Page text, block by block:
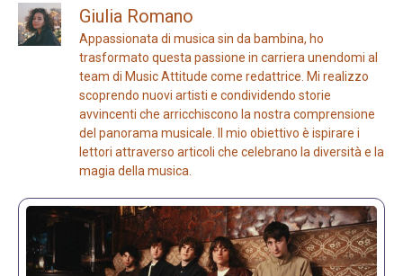
Giulia Romano
Appassionata di musica sin da bambina, ho
trasformato questa passione in carriera unendomi al
team di Music Attitude come redattrice. Mi realizzo
scoprendo nuovi artisti e condividendo storie
avvincenti che arricchiscono la nostra comprensione
del panorama musicale. Il mio obiettivo è ispirare i
lettori attraverso articoli che celebrano la diversità e la
magia della musica.